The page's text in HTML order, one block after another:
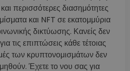
περισσότερες διασημότητες
και NFT σε εκατομμύρια
δικτύωσης. Κανείς δεν
τις επιπτώσεις κάθε τέτοιας
των κρυπτονομισμάτων δεν
Έχετε το νου σας για